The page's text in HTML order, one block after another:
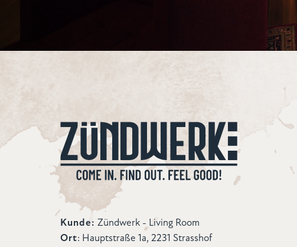
Kunde: Zündwerk - Living Room
Ort: Hauptstraße 1a, 2231 Strasshof